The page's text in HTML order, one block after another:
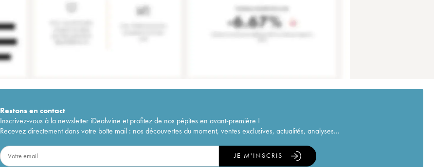
Restons encontact
Inscrivez-vous à la newsletter iDealwine et profitez de nos pépites en avant-première !
Recevez directement dans votre boîte mail : nos découvertes du moment, ventes exclusives, actualités, analyses...
JE M'INSCRIS